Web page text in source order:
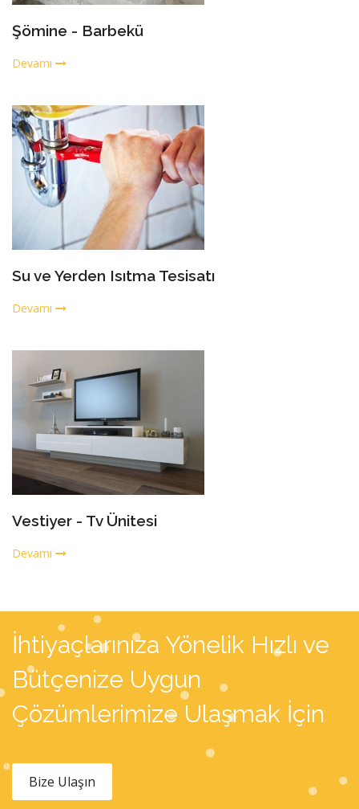
Şömine - Barbekü
Devamı
Su ve Yerden Isıtma Tesisatı
Devamı
Vestiyer - Tv Ünitesi
Devamı
İhtiyaçlarınıza Yönelik Hızlı ve
Bütçenize Uygun
Çözümlerimize Ulaşmak İçin
Bize Ulaşın